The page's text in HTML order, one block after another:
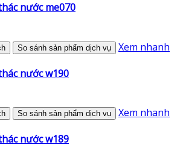
nước me070
So sánh sản phẩm dịch vụ Xem nhanh
nước w190
So sánh sản phẩm dịch vụ Xem nhanh
nước w189